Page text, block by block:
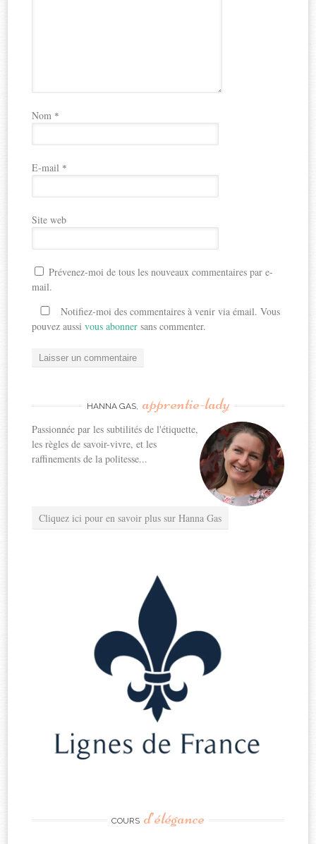
Nom *
E-mail *
Site web
Prévenez-moi de tous les nouveaux commentaires par e-
mail.
Notifiez-moi des commentaires à venir via émail. Vous
pouvez aussivous abonner sans commenter.
HANNA GAS, apprentie-lady
Passionnée par les subtilités de l'étiquette,
les règles de savoir-vivre, et les
raffinements de la politesse...
Cliquez ici pour en savoir plus sur Hanna Gas
COURS d’élégance